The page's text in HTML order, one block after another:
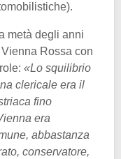
metà degli anni
Rossa con
«Lo squilibrio
clericale era il
fino
era
abbastanza
conservatore,